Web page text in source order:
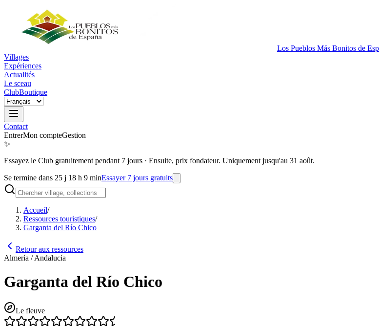
Los Pueblos Más Bonitos de
Villages
Expériences
Actualités
Le sceau
ClubBoutique
Contact
EntrerMon compteGestion
✨
Essayez le Club gratuitement pendant 7 jours · Ensuite, prix fondateur. Uniquement jusqu'au 31 août.
Se termine dans 25 j 18 h 9 minEssayer 7 jours gratuits
Accueil/
Ressources touristiques/
Garganta del Río Chico
Retour aux ressources
Almería / Andalucía
Garganta del Río Chico
Le fleuve